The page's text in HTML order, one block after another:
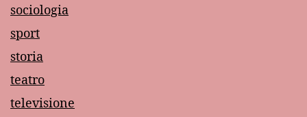
sociologia
sport
storia
teatro
televisione